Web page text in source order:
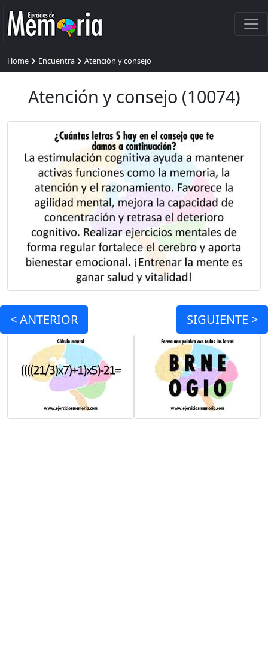
Home Encuentra Atención y consejo
Atención y consejo (10074)
<ANTERIOR SIGUIENTE >